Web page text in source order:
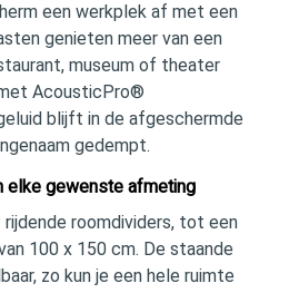
een werkplek af met een
genieten meer van een
museum of theater
AcousticPro®
blijft in de afgeschermde
gedempt.
elke gewenste afmeting
roomdividers, tot een
100 x 150 cm. De staande
zo kun je een hele ruimte